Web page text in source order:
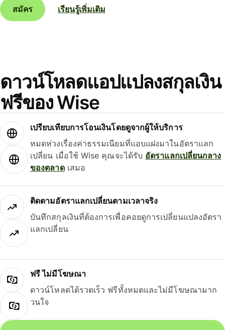
สมัคร เรียนรู้เพิ่มเติม
ดาวน์โหลดแอปแปลงสกุลเงิน
ฟรีของ Wise
เปรียบเทียบการโอนเงินโดยดูจากผู้ให้บริการ
หมดห่วงเรื่องค่าธรรมเนียมที่แอบแฝงมาในอัตราแลก
เปลี่ยน เมื่อใช้ Wise คุณจะได้รับ อัตราแลกเปลี่ยนกลาง
ของตลาดเสมอ
ติดตามอัตราแลกเปลี่ยนตามเวลาจริง
บันทึกสกุลเงินที่ต้องการเพื่อคอยดูการเปลี่ยนแปลงอัตรา
แลกเปลี่ยน
ฟรี ไม่มีโฆษณา
ดาวน์โหลดได้รวดเร็ว ฟรีทั้งหมดและไม่มีโฆษณามาก
วนใจ